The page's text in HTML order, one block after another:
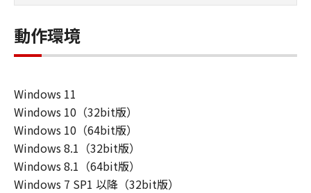
キヤノン、キヤノンマーケティングジャパ
ン株式会社およびキヤノンのライセンサー
は、本ソフトウェアの使用に付随または関
連して生ずる直接的または間接的な損失、
一切の責任を負いません。
ユーザーは、日本国政府または該当国の政
府より必要な許可等を得ることなしに、本
ソフトウェアの全部または一部を、直接ま
たは間接に輸出してはなりません。
動作環境
Windows 11
Windows 10（32bit版）
Windows 10（64bit版）
Windows 8.1（32bit版）
Windows 8.1（64bit版）
Windows 7 SP1 以降（32bit版）